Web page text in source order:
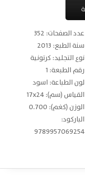
عدد الصفحات: 352
سنة الطبع: 2013
نوع التجليد: كرتونية
رقم الطبعة: 1
لون الطباعة: اسود
القياس (سم): 17x24
الوزن (كغم): 0.700
الباركود:
9789957069254